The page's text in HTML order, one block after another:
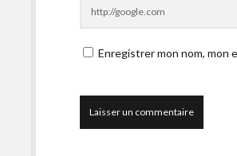
Enregistrer mon nom, mon